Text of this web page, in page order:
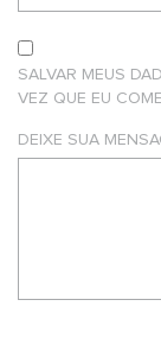
SALVAR MEUS
VEZ QUE EU
DEIXE SUA